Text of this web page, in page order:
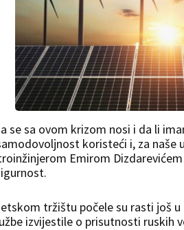
se sa ovom krizom nosi i da li
koristeći i, za naše
Emirom
tržištu počele su rasti još
izvijestile o prisutnosti ruskih